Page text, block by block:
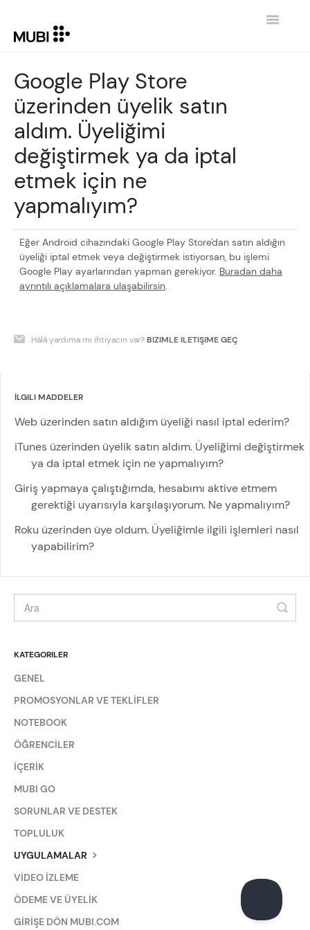
Toggle
GİRİŞE DÖN MUBI.COM
Google Play Store
üzerinden üyelik satın
aldım. Üyeliğimi
değiştirmek ya da iptal
etmek için ne
yapmalıyım?
Eğer Android cihazındaki Google Play Store'dan satın aldığın
üyeliği iptal etmek veya değiştirmek istiyorsan, bu işlemi
Google Play ayarlarından yapman gerekiyor. Buradan daha
ayrıntılı açıklamalara ulaşabilirsin.
Hâlâ yardıma mı ihtiyacın var?BIZIMLE ILETIŞIME GEÇ
İLGILI MADDELER
Web üzerinden satın aldığım üyeliği nasıl iptal ederim?
iTunes üzerinden üyelik satın aldım. Üyeliğimi değiştirmek
ya da iptal etmek için ne yapmalıyım?
Giriş yapmaya çalıştığımda, hesabımı aktive etmem
gerektiği uyarısıyla karşılaşıyorum. Ne yapmalıyım?
Roku üzerinden üye oldum. Üyeliğimle ilgili işlemleri nasıl
yapabilirim?
KATEGORILER
GENEL
PROMOSYONLAR VE TEKLİFLER
NOTEBOOK
ÖĞRENCİLER
İÇERİK
MUBI GO
SORUNLAR VE DESTEK
TOPLULUK
UYGULAMALAR
VİDEO İZLEME
ÖDEME VE ÜYELİK
GİRİŞE DÖN MUBI.COM